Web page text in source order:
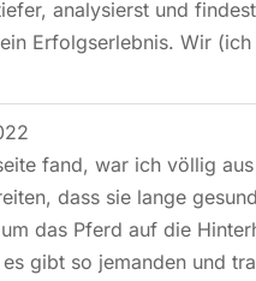
analysierst und
Erfolgserlebnis. Wir
fand, war ich völlig
dass sie lange
das Pferd auf die
gibt so jemanden und